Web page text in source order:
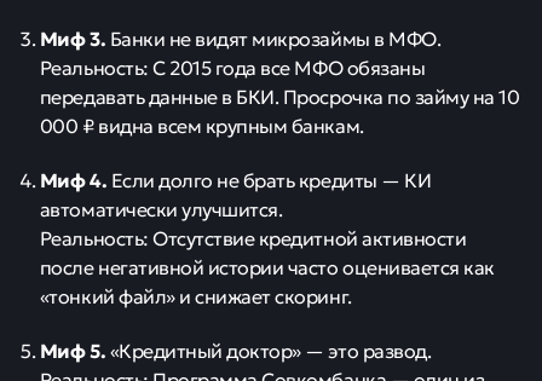
Миф 3. Банки не видят микрозаймы в МФО.
Реальность: С 2015 года все МФО обязаны
передавать данные в БКИ. Просрочка по займу на 10
000 ₽ видна всем крупным банкам.
Миф 4. Если долго не брать кредиты — КИ
автоматически улучшится.
Реальность: Отсутствие кредитной активности
после негативной истории часто оценивается как
«тонкий файл» и снижает скоринг.
Миф 5.«Кредитный доктор» — это развод.